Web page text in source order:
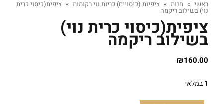
ראשי » חנות » ציפיות (כיסויים) כריות נוי רקומות » ציפית(כיסוי כרית
נוי) בשילוב ריקמה
ציפית(כיסוי כרית נוי)
בשילוב ריקמה
₪160.00
1 במלאי